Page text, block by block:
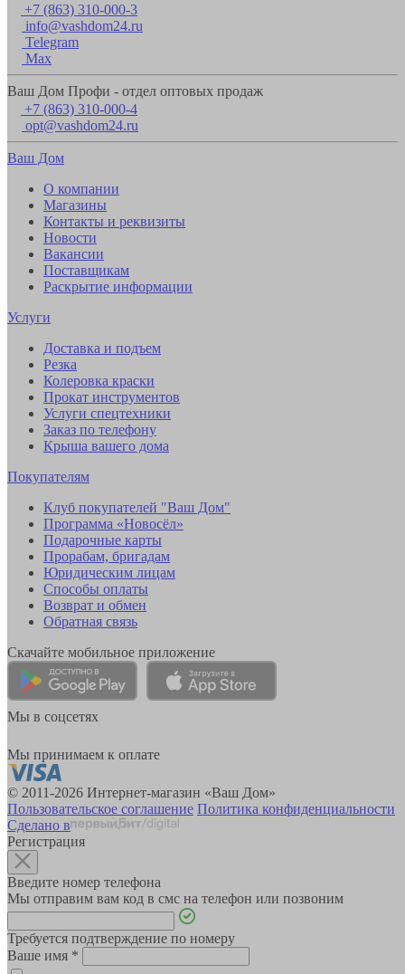
+7 (863) 310-000-3
info@vashdom24.ru
Telegram
Max
Ваш Дом Профи - отдел оптовых продаж
+7 (863) 310-000-4
opt@vashdom24.ru
Ваш Дом
О компании
Магазины
Контакты и реквизиты
Новости
Вакансии
Поставщикам
Раскрытие информации
Услуги
Доставка и подъем
Резка
Колеровка краски
Прокат инструментов
Услуги спецтехники
Заказ по телефону
Крыша вашего дома
Покупателям
Клуб покупателей "Ваш Дом"
Программа «Новосёл»
Подарочные карты
Прорабам, бригадам
Юридическим лицам
Способы оплаты
Возврат и обмен
Обратная связь
Скачайте мобильное приложение
Мы в соцсетях
Мы принимаем к оплате
© 2011-2026 Интернет-магазин «Ваш Дом»
Пользовательское соглашение Политика конфиденциальности
Сделано в
Регистрация
Введите номер телефона
Мы отправим вам код в смс на телефон или позвоним
Требуется подтверждение по номеру
Ваше имя *